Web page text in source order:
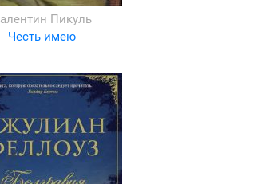
Пикуль
Честь имею